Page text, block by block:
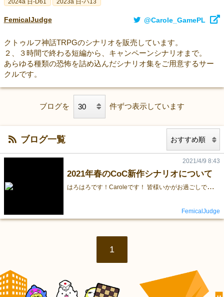
2024a 日-D61 2023a 日-ハ13
FemicalJudge @Carole_GamePL
クトゥルフ神話TRPGのシナリオを販売しています。
２、３時間で終わる短編から、キャンペーンシナリオまで。
あらゆる種類の恐怖を詰め込んだシナリオ集をご用意するサー
クルです。
ブログを 件ずつ表示しています
ブログ一覧
2021年春のCoC新作シナリオについて
は
ろはろです！Caroleです！ 皆様いかがお過ごしでしょうか？ 原稿作業が終わってから暫く、ちょっと気力が出なかったんですけれども！ 私はなんとか元気です！ そろそろ春ゲムマ本番ということで、そこで出す新作情報をお送りします！！ いよいよ明日ですね いや今から緊張してますけれども。 楽しみでもあるんですよ。なんてったってイベント初出場なのでね！初出場！！わー！ 私のTwitterの名前でも主張はしているんですが。 新作情報をお届けする前に、これだけは先にお話させてくださいね。 ゲームマーケット2021春での出場予定は4/10（土）！ ブース番号「タ20」にてお待ちしておりますよ！ お手伝いさんはいないので、離席しない限りはCaroleがいます！ 発行部数は少なめなので、早めに来てくださいね！ と、当日の宣伝をしたところで。 今回、ゲームマーケットで出品するのは２冊です！ 収録シナリオの内容を含め紹介しますね。 上はCoCキャンペーン「Phobophilia」シリーズの第１章「彼の話は本当か」通常版。 そして下は新作シナリオ２本を収録した短編集第三弾「Lunatic Norn」です！ キャンペーンの方は難易度：通常版と最高難易度のハードコア版があるのですが、 ハードコア版はR18/R18G指定があるので今回は通常版のみご用意しております。 今は修正のためにPDF版を非公開にしております。 ４月半ばにまた再公開する予定なのですが、その修正版を書籍で先行発売する予定です！ そして短編集の方も、今回、先行で発売するシナリオが収録されておりますので、 宜しければどちらもお手に取っていただけると嬉しいです！ では、シナリオ詳細のほうに移りますね！ 以下が、今回発売するシナリオのあらすじと概要ですー！ ある日、「私」は友人の「最上鴻介」と久しぶりに再会した。 その後、同僚の「大熊重明」の親友が不審な死を遂げ、 従兄弟の「越川巽」が紙袋を残して行方不明になった。 「私」は、彼らからそれぞれ話を聞くことになる。 彼らと探索者達が体験した─────冒涜的な事件の顚末を。 +---------------+ 全４章構成からなる、オムニバス形式のクトゥルフ神話TRPGのキャンペーン「Phobophilia」シリーズ！ 今回、キャンペーンの始まりである第１章「彼の話は本当か」通常難易度版を、書籍で発売いたします！ 「私」の友人であるメインNPC「最上鴻介」と共にとある島に監禁された探索者達が、 彼と共に島にある館から脱出を試みる話です！ 初心者向けの戦闘シナリオで、ボイスセッション12時間越えのクローズドです！ なんと、このシナリオ私の処女作でもあるのですよ…！ 2017年に初版を出した通常版の彼話…度重なるバージョンアップを重ね、 ようやく形になったこのシナリオを、書籍版でも販売します！ せきみつ様（@asatoamasato）による美麗なNPC素材もございますので、楽しみにしていて下さい〜！ Phobophiliaシリーズ、そしてこのシナリオにつきましては、 実は以前もFANBOXの方で紹介しているので、こちらの記事をご確認ください！ 尚、前述の通り。 このシナリオのPDF版は通常版、ハードコア版共に４月中旬に再公開する予定です！ MAPとか誤字脱字とか、本の構成やら何やら色々見直しますので、再公開まで少々お待ちくださいね！ （書籍版の方は最新の内容になりますので、ご安心ください） 探索者は、いつもと同じ毎日を繰り返していた。 仕事に行って帰宅し、自由な時間を過ごしてから眠りにつき、 休日は英気を養って、また目覚めれば仕事に向かう。 そんなルーチンワークにうんざりしている探索者は、 その日も仕事に行くべく外を歩いていた。 ジジッ。 ノイズが走る音が聞こえ、一瞬だけ視界が歪む。 気のせいだと思って歩き出した探索者は、やがて自分の足音がコンクリートを叩く 規則正しい靴の音から、 金属製の床を踏みしめる音に変わっている事に 気がつくだろう。 違和感を無視できなくなった頃には既に遅く。 気が付けば、誰もいない灰色の街の中に迷い込んでいた。 +--------------+ シナリオ集「Lunatic Norn」に収録されているシナリオ１本目です。こちらはPDF版も同時発売予定。 不可思議系ホラーで、ある日突然灰色の世界に迷い込んでしまう話。 ホラー要素もロスト率も少なめな一本道のシティシナリオです！ ボイスセッションでおおよそ２、３時間。KP、PL共に初心者〜中級者向けです。 男女共にヒロイン気質で、反応がいい探索者さんに向いています。 そしてなんと！「アイ」は「彼の話は本当か」と同じように絵師様をお迎えして、 NPC画像をご用意しております！ 萩織様（@amatou_mame）に描いていただいた美麗なNPCと共に灰色の世界を彷徨い、 赤く、狂気に身を染めながら世界の真実を暴いてください。ふふ！ 私は憶えている。 焼けた肉の匂い。ドロドロに溶けた皮膚の感触。 体の奥に入れられた腕で内蔵を掻き回された時の激痛。 無理矢理口にねじ込まれた自身の臓腑の味。 赤い。赤い、アカイ、あかい。 ─────── ああ、けれど何故。 私は、こんな目に遭わねばならなかったのだろう。 (気分が悪い。今すぐにでも吐き出したい) 脈打つように痛む頭を抱えながら、探索者は海辺に車を走らせる。 テトラポットを叩く波の音が、やけに辺りに響いていた。 +------------------+ Lunatic Nornに収録されているシナリオ２本目です。 受けた覚えのない拷問の記憶のルーツを探しに、山奥の廃校舎に向かう話。 本来、R18G版と共に夏に出す予定だったのですが、今回は特別にR15G版を シナリオ集に掲載しております！ ボイスセッションでおおよそ２、３時間。KP、PL共に初心者〜中級者向けです。 本シナリオは、グロテスクな表現が多い、離脱可能なクローズド・シナリオです。 探索者が拷問を受けるシーンが多数ありますので、苦手な方は注意ですよ！ ２月にnoiseというシナリオを発売したのですが、 そちらが冬の記憶ならば、こちらは夏の記憶をテーマにしたシナリオです。 故にOVERDOSEのPDF版はR18G、R15G共に夏に発売する予定です。 先に読みたい方は是非、書籍版をお手に取ってみてください！ ◆◇◆◇◆◇◆◇◆◇◆◇◆◇◆◇◆◇ 以上が、今回のゲムマで出す予定のシナリオとなります！ 最後に、「彼の話は本当か」と「アイ」に付いてくるNPC画像のサンプルを掲載しますね！ ※一応注意ですが、無断転載や自作発言等々は禁止です！ 書籍に掲載しているシナリオのMAP画像などは、本の中に掲載しているQRコードから DLすることができます。 DL期限は彼話が4/26、Lunatic Nornのシナリオが4/27となっておりますので、 購入されましたらお早めにDLされることをお勧めしますよ！ ちなみに書籍のお値段は以下の設定で行く予定です。 【お品書き（値段）】 彼の話は本当か - Difficulty : Normal - 1200円 Lunatic Norn 1000円 一応どの時間帯でもご購入いただけるように調整はするつもりですが、 あまり数は用意しておりませんので、なるべく早く来られることをお勧めしますよ！ どのシナリオでも楽しんでいただけると思いますので、是非お手に取ってみてください！ 皆様にお会いできるのを、心待ちにしておりますよ！ また、今回イベントに来られないという方もご安心ください！！ イベント後の日曜日…つまり4/11（日）に「アイ」のPDF版を発売する予定ですので、 そちらをお待ちいただければと思います〜！ ただ、「彼の話は本当か」の通常版、ハードコア版のPDF再公開は４月中旬に。 「OVERDOSE」は７月にPDF版を発売するのでこの二点だけは少々お待ちくださいね！ それでは、改めまして…。 ゲームマーケット2021春！！ 4/10（土）タ20にてお待ちしておりますので！！ 皆様、是非遊びに来てくださいね〜！！ では、ここまで読んでいただきありがとうございました！！ Caroleでしたー！！
2021/4/9 8:43
FemicalJudge
1